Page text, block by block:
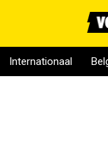
Internationaal